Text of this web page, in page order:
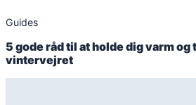
Guides
5 gode råd til at holde dig varm og
vintervejret